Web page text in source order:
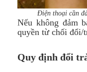
Điện thoại cần
Nếu không đảm
quyền từ chối đổi/
Quy định đổi